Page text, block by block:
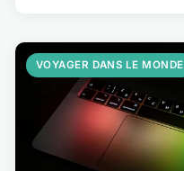
VOYAGER DANS LE MONDE